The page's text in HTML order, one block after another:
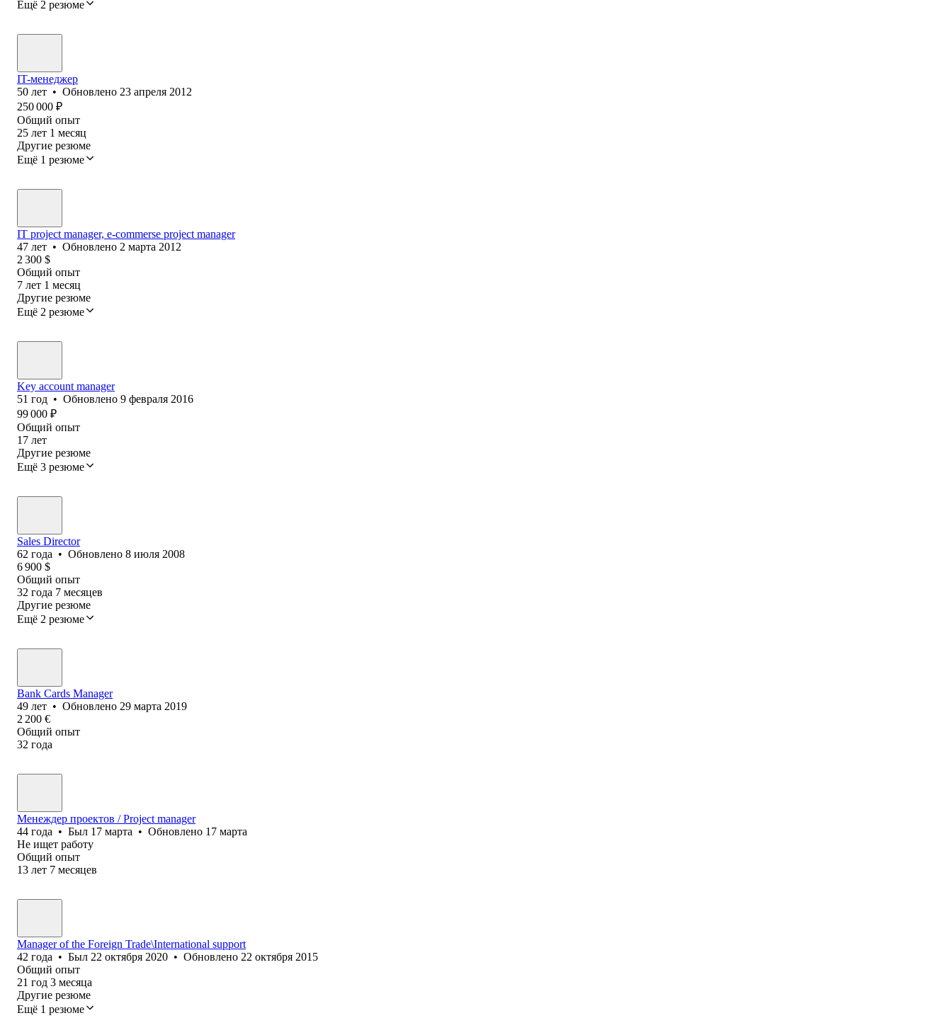
Ещё 2 резюме
IT-менеджер
50 лет • Обновлено 23 апреля 2012
250 000 ₽
Общий опыт
25 лет 1 месяц
Другие резюме
Ещё 1 резюме
IT project manager, e-commerse project manager
47 лет • Обновлено 2 марта 2012
2 300 $
Общий опыт
7 лет 1 месяц
Другие резюме
Ещё 2 резюме
Key account manager
51 год • Обновлено 9 февраля 2016
99 000 ₽
Общий опыт
17 лет
Другие резюме
Ещё 3 резюме
Sales Director
62 года • Обновлено 8 июля 2008
6 900 $
Общий опыт
32 года 7 месяцев
Другие резюме
Ещё 2 резюме
Bank Cards Manager
49 лет • Обновлено 29 марта 2019
2 200 €
Общий опыт
32 года
Менеждер проектов / Project manager
44 года • Был 17 марта • Обновлено 17 марта
Не ищет работу
Общий опыт
13 лет 7 месяцев
Manager of the Foreign Trade\International support
42 года • Был 22 октября 2020 • Обновлено 22 октября 2015
Общий опыт
21 год 3 месяца
Другие резюме
Ещё 1 резюме